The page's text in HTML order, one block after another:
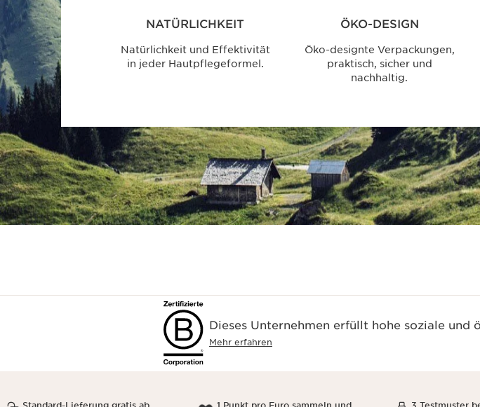
NATÜRLICHKEIT
Natürlichkeit und Effektivität
in jeder Hautpflegeformel.
ÖKO-DESIGN
Öko-designte Verpackungen,
praktisch, sicher und
nachhaltig.
Dieses Unternehmen erfüllt hohe soziale und
Mehr erfahren